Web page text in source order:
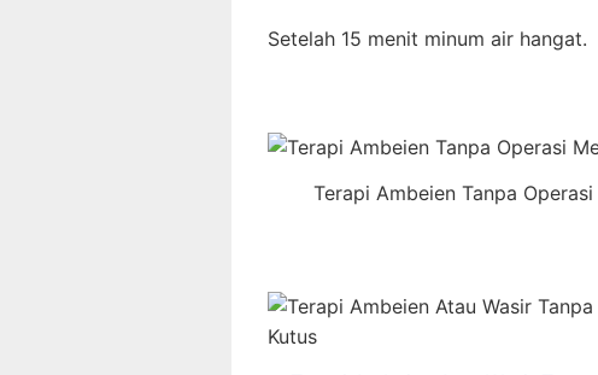
Setelah 15 menit minum air hangat.
Terapi Ambeien Tanpa